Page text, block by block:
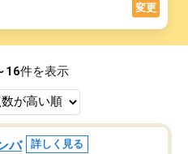
変更
16件を表示
バ 詳しく見る